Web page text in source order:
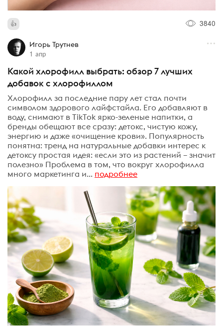
3840
Игорь Трутнев
1 апр
Какой хлорофилл выбрать: обзор 7 лучших
добавок с хлорофиллом
Хлорофилл за последние пару лет стал почти
символом здорового лайфстайла. Его добавляют в
воду, снимают в TikTok ярко-зеленые напитки, а
бренды обещают все сразу: детокс, чистую кожу,
энергию и даже «очищение крови». Популярность
понятна: тренд на натуральные добавки интерес к
детоксу простая идея: «если это из растений – значит
полезно» Проблема в том, что вокруг хлорофилла
много маркетинга и... подробнее